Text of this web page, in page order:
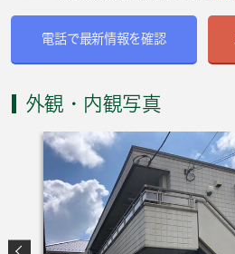
電話で最新情報を確認
外観・内観写真